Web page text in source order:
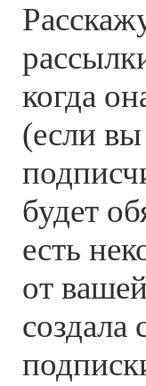
когда
(если
будет
есть
от
создала